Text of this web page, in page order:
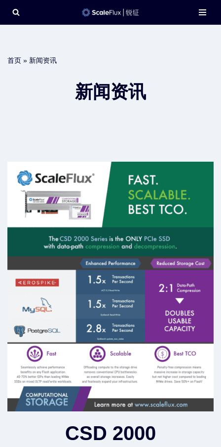
Skip
首页 » 新闻资讯
新闻资讯
CSD 2000